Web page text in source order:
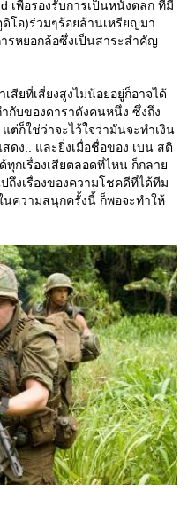
พื่อรองรับการเป็นหนังตลก ที่มี
โอ)ร่วมๆร้อยล้านเหรียญมา
รหยอกล้อซึ่งเป็นสาระสำคัญ
สียที่เสี่ยงสูงไม่น้อยอยู่ก็อาจได้
กับของดาราดังคนหนึ่ง ซึ่งถึง
ก็ใช่ว่าจะไว้ใจว่ามันจะทำเงิน
ดง.. และยิ่งเมื่อชื่อของ เบน สติ
ทุกเรื่องเสียตลอดที่ไหน ก็กลา
ถึงเรื่องของความโชคดีที่ได้ทีม
ความสนุกครั้งนี้ ก็พอจะทำให้